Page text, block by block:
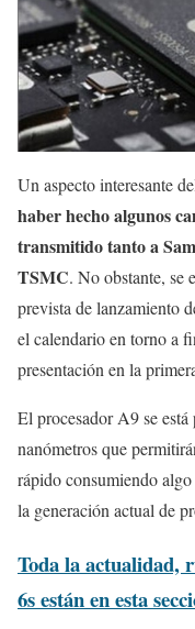
Un aspecto interesante
haber hecho algunos
transmitido tanto a
TSMC. No obstante, se
prevista de lanzamiento
el calendario en torno a
presentación en la
El procesador A9 se
nanómetros que
rápido consumiendo
la generación actual de
Toda la actualidad,
6s están en esta